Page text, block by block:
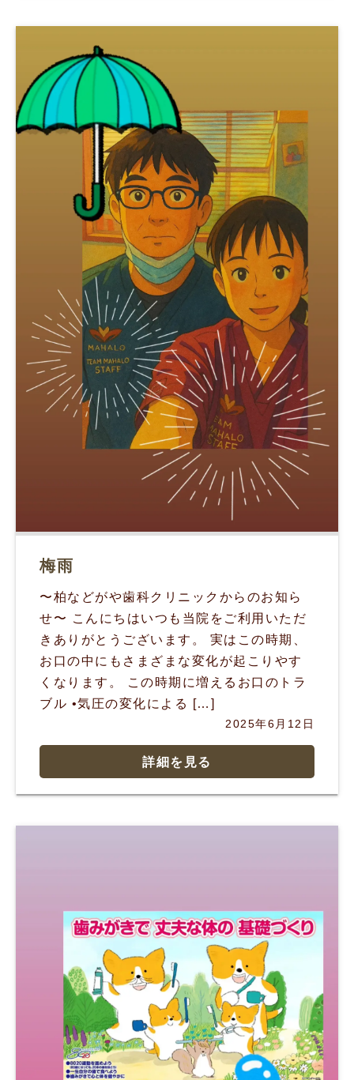
梅雨
〜柏などがや歯科クリニックからのお知ら
せ〜 こんにちはいつも当院をご利用いただ
きありがとうございます。 実はこの時期、
お口の中にもさまざまな変化が起こりやす
くなります。 この時期に増えるお口のトラ
ブル •気圧の変化による […]
2025年6月12日
詳細を見る